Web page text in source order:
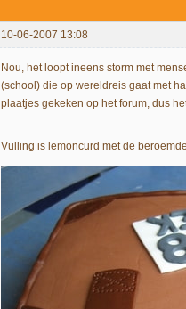
10-06-2007 13:08
Nou, het loopt ineens storm met
(school) die op wereldreis gaat met
plaatjes gekeken op het forum, dus
Vulling is lemoncurd met de